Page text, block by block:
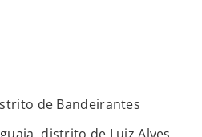
de Bandeirantes
distrito de Luiz Alves